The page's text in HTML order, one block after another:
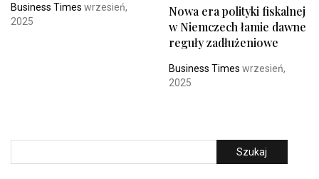
Business Times wrzesień,
2025
Nowa era polityki fiskalnej
w Niemczech łamie dawne
reguły zadłużeniowe
Business Times wrzesień,
2025
Szukaj